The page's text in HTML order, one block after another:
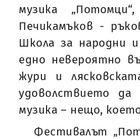
музика
Печикамъков -
Школа за народни
едно невероятно
жури и
удоволствието да
музика – нещо,
Фестивалът